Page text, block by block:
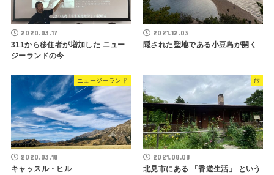
2020.03.17
311から移住者が増加した ニュー
ジーランドの今
2021.12.03
隠された聖地である小豆島が開く
ニュージーランド
2020.03.18
キャッスル・ヒル
旅
2021.08.08
北見市にある 「香遊生活」 という